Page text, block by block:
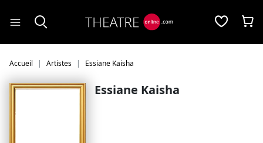
Accueil Artistes Essiane Kaisha
Essiane Kaisha